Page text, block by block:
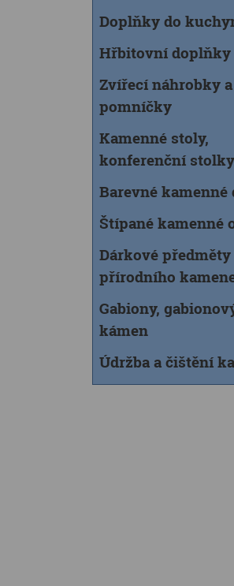
Doplňky do
Hřbitovní doplňky
Zvířecí náhrobky a
pomníčky
Kamenné stoly,
konferenční stolky
Barevné kamenné
Štípané kamenné
Dárkové předměty
přírodního
Gabiony,
kámen
Údržba a čištění